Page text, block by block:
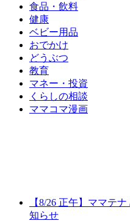
食品・飲料
健康
ベビー用品
おでかけ
どうぶつ
教育
マネー・投資
くらしの相談
ママコマ漫画
【8/26 正午】ママテ
知らせ